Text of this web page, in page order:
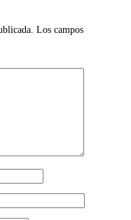
Los campos